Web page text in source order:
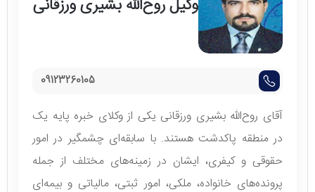
وکیل روح‌الله بشیری ورزقانی
09123260105
آقای روح‌الله بشیری ورزقانی یکی از وکلای خبره پایه یک
در منطقه پاکدشت هستند. با سابقه‌ای چشمگیر در امور
حقوقی و کیفری، ایشان در زمینه‌های مختلف از جمله
پرونده‌های خانواده، ملکی، امور ثبتی، مالیاتی و بیمه‌ای